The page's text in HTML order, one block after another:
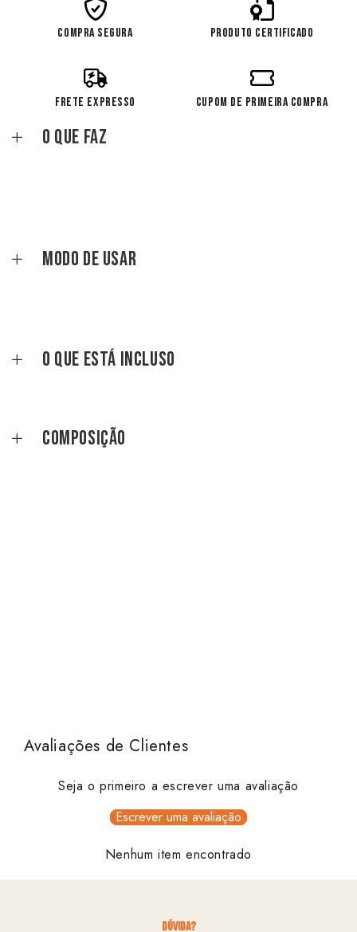
COMPRA SEGURA PRODUTO CERTIFICADO
FRETE EXPRESSO CUPOM DE PRIMEIRA COMPRA
O que faz
Modo de Usar
O que está incluso
Composição
Avaliações de Clientes
Seja o primeiro a escrever uma avaliação
Escrever uma avaliação
Nenhum item encontrado
dúvida?